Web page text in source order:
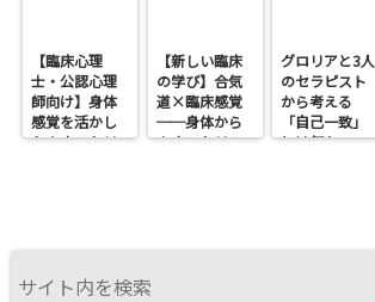
【臨床心理
士・公認心理
師向け】身体
感覚を活かし
たカウンセリ
【新しい臨床
の学び】合気
道×臨床感覚
──身体から
カウンセリン
グロリアと3人
のセラピスト
から考える
「自己一致」
とは何か──